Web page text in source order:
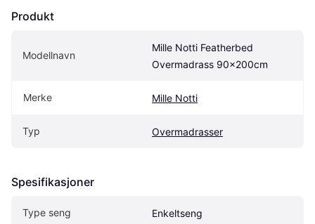
Produkt
Modellnavn
Mille Notti Featherbed
Overmadrass 90x200cm
Merke Mille Notti
Typ Overmadrasser
Spesifikasjoner
Type seng Enkeltseng